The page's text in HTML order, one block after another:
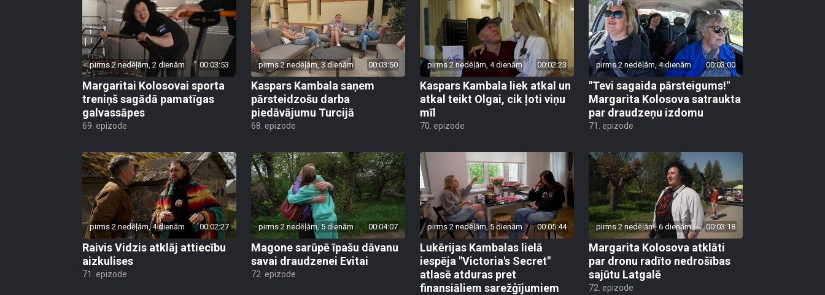
pirms 2 nedēļām, 2 dienām 00:03:53
Margaritai Kolosovai sporta
treniņš sagādā pamatīgas
galvassāpes
69. epizode
pirms 2 nedēļām, 3 dienām 00:03:50
Kaspars Kambala saņem
pārsteidzošu darba
piedāvājumu Turcijā
68. epizode
pirms 2 nedēļām, 4 dienām 00:02:23
Kaspars Kambala liek atkal un
atkal teikt Olgai, cik ļoti viņu
mīl
70. epizode
pirms 2 nedēļām, 4 dienām 00:03:00
"Tevi sagaida pārsteigums!"
Margarita Kolosova satraukta
par draudzeņu izdomu
71. epizode
pirms 2 nedēļām, 4 dienām 00:02:27
Raivis Vidzis atklāj attiecību
aizkulises
71. epizode
pirms 2 nedēļām, 5 dienām 00:04:07
Magone sarūpē īpašu dāvanu
savai draudzenei Evitai
72. epizode
pirms 2 nedēļām, 5 dienām 00:05:44
Lukērijas Kambalas lielā
iespēja "Victoria's Secret"
atlasē atduras pret
finansiāliem sarežģījumiem
pirms 2 nedēļām, 6 dienām 00:03:18
Margarita Kolosova atklāti
par dronu radīto nedrošības
sajūtu Latgalē
72. epizode